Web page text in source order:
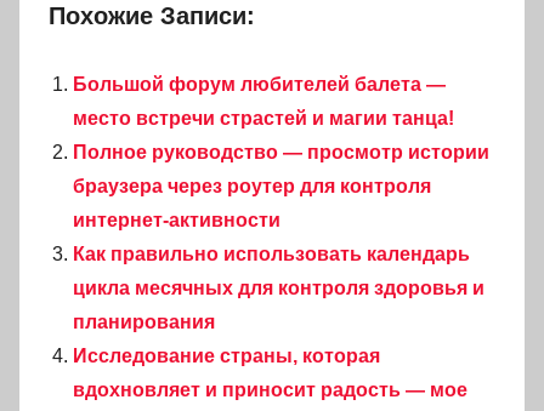
Похожие Записи:
Большой форум любителей балета —
место встречи страстей и магии танца!
Полное руководство — просмотр истории
браузера через роутер для контроля
интернет-активности
Как правильно использовать календарь
цикла месячных для контроля здоровья и
планирования
Исследование страны, которая
вдохновляет и приносит радость — мое